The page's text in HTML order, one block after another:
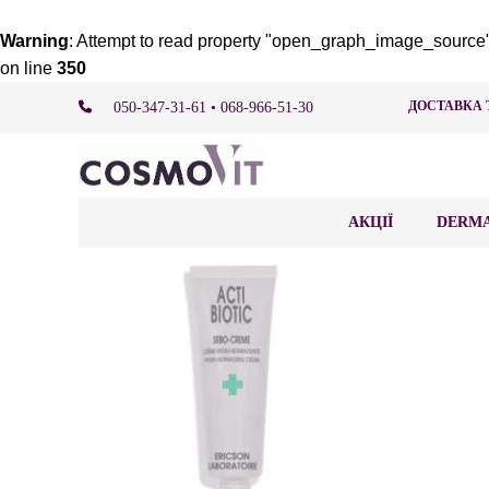
Warning: Attempt to read property
on line 350
050-347-31-61 • 068-966-51-30 ДОСТАВКА
АКЦІЇ